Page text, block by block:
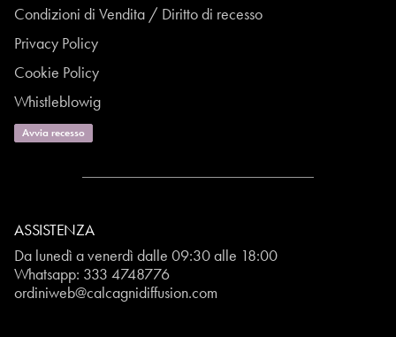
Condizioni di Vendita / Diritto di recesso
Privacy Policy
Cookie Policy
Whistleblowig
Avvia recesso
ASSISTENZA
Da lunedì a venerdì dalle 09:30 alle 18:00
Whatsapp: 333 4748776
ordiniweb@calcagnidiffusion.com